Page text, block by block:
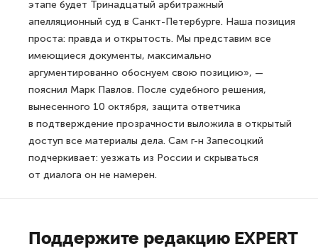
этапе будет Тринадцатый арбитражный
апелляционный суд в Санкт-Петербурге. Наша позиция
проста: правда и открытость. Мы представим все
имеющиеся документы, максимально
аргументированно обоснуем свою позицию», —
пояснил Марк Павлов. После судебного решения,
вынесенного 10 октября, защита ответчика
в подтверждение прозрачности выложила в открытый
доступ все материалы дела. Сам г-н Запесоцкий
подчеркивает: уезжать из России и скрываться
от диалога он не намерен.
Поддержите редакцию EXPERT